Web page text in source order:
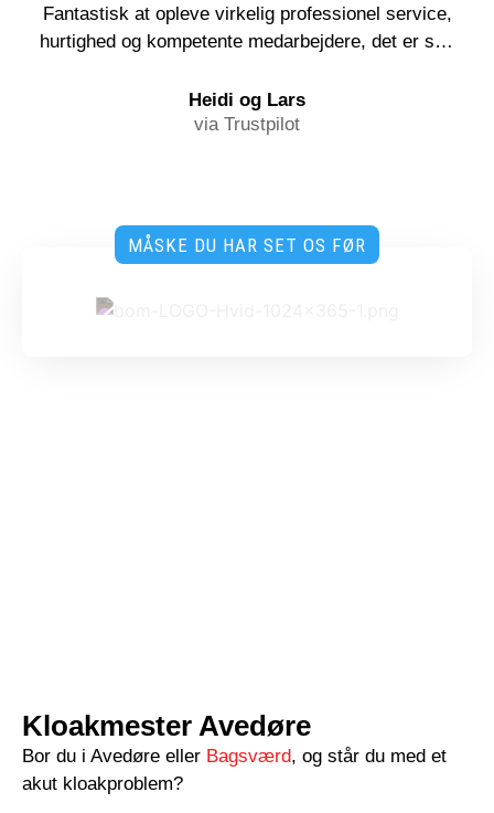
Fantastisk at opleve virkelig professionel service,
hurtighed og kompetente medarbejdere, det er sgu
i den grad anbefales!
Heidi og Lars
via Trustpilot
MÅSKE DU HAR SET OS FØR
Kloakmester Avedøre
Bor du i Avedøre eller Bagsværd, og står du med et
akut kloakproblem?